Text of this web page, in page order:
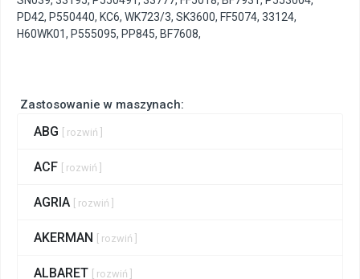
Zastosowanie w maszynach:
ABG [ rozwiń ]
ACF [ rozwiń ]
AGRIA [ rozwiń ]
AKERMAN [ rozwiń ]
ALBARET [ rozwiń ]
PD42, P550440, KC6, WK723/3, SK3600, FF5074, 33124,
H60WK01, P555095, PP845, BF7608,